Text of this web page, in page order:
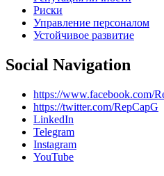
Риски
Управление персоналом
Устойчивое развитие
Social Navigation
https://www.facebook.com/
https://twitter.com/RepCapG
LinkedIn
Telegram
Instagram
YouTube